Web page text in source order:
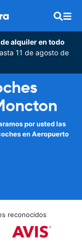
alquiler en todo
11 de agosto de
por usted las
en Aeropuerto
reconocidos